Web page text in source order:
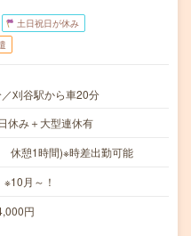
土日祝日が休み
刈谷駅から車20分
休み＋大型連休有
休憩1時間)※時差出勤可能
月～！
円